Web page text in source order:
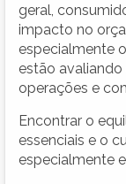
geral,
impacto no
especialmente
estão
operações e
Encontrar o
essenciais e o
especialmente